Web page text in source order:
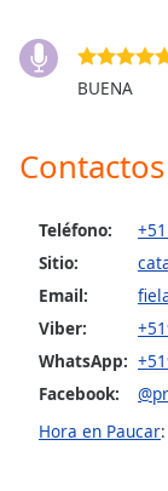
Opacity
Area
Background
Opacity
BUENA
Teléfono:
Sitio:
Email:
Viber:
WhatsApp:
Facebook:
Hora en Paucar: